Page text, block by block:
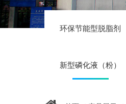
环保节能型脱脂剂
新型磷化液（粉）